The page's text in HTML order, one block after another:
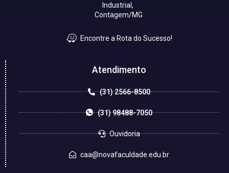
Industrial,
Contagem/MG
Encontre a Rota do Sucesso!
Atendimento
(31) 2566-8500
(31) 98488-7050
Ouvidoria
caa@novafaculdade.edu.br